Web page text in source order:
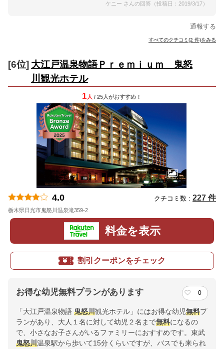
ケニー さんの回答（投稿日：2019/3/17）
通報する
すべてのクチコミ(2 件)をみる
[6位] 大江戸温泉物語Ｐｒｅｍｉｕｍ 鬼怒
川観光ホテル
1 人 / 25人がおすすめ！
4.0 クチコミ数 : 227 件
栃木県日光市鬼怒川温泉滝359-2
料金を表示
割引クーポンをチェック
お得な幼児無料プランがあります 0
「大江戸温泉物語 鬼怒川観光ホテル」にはお得な幼児無料プ
ランがあり、大人１名に対して幼児２名まで無料になるの
で、小さなお子さんがいるファミリーにおすすめです。東武
鬼怒川温泉駅から歩いて15分くらいですが、バスでも来られ